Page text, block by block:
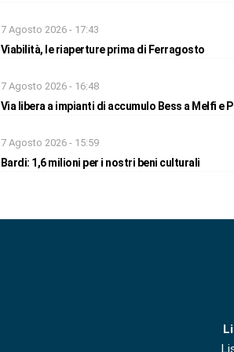
7 Agosto 2026 - 17:43
Viabilità, le riaperture prima di Ferragosto
7 Agosto 2026 - 16:48
Via libera a impianti di accumulo Bess a Melfi e
7 Agosto 2026 - 15:59
Bardi: 1,6 milioni per i nostri beni culturali